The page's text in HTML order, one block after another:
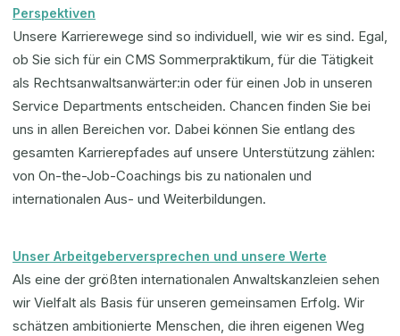
Perspektiven
Unsere Karrierewege sind so individuell, wie wir es sind. Egal,
ob Sie sich für ein CMS Sommerpraktikum, für die Tätigkeit
als Rechtsanwaltsanwärter:in oder für einen Job in unseren
Service Departments entscheiden. Chancen finden Sie bei
uns in allen Bereichen vor. Dabei können Sie entlang des
gesamten Karrierepfades auf unsere Unterstützung zählen:
von On-the-Job-Coachings bis zu nationalen und
internationalen Aus- und Weiterbildungen.
Unser Arbeitgeberversprechen und unsere Werte
Als eine der größten internationalen Anwaltskanzleien sehen
wir Vielfalt als Basis für unseren gemeinsamen Erfolg. Wir
schätzen ambitionierte Menschen, die ihren eigenen Weg